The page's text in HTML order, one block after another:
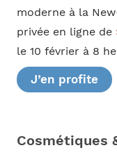
moderne à la
privée en ligne de
le 10 février à 8
J’en profite
Cosmétiques